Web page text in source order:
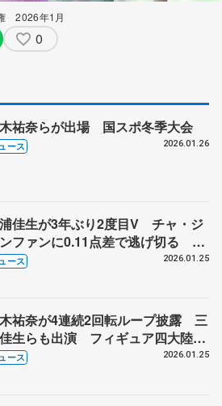
2026年1月
0
祐奈らが出場 国スポ冬季大会
ース 2026.01.26
佳生が3年ぶり2度目V チャ・ジ
ファンに0.11点差で逃げ切る 山
太3位、友野一希は4位 四大陸フ
ース 2026.01.25
祐奈が4連続2回転ループ披露 三
生らも出演 フィギュア四大陸選
エキシビション
ース 2026.01.25